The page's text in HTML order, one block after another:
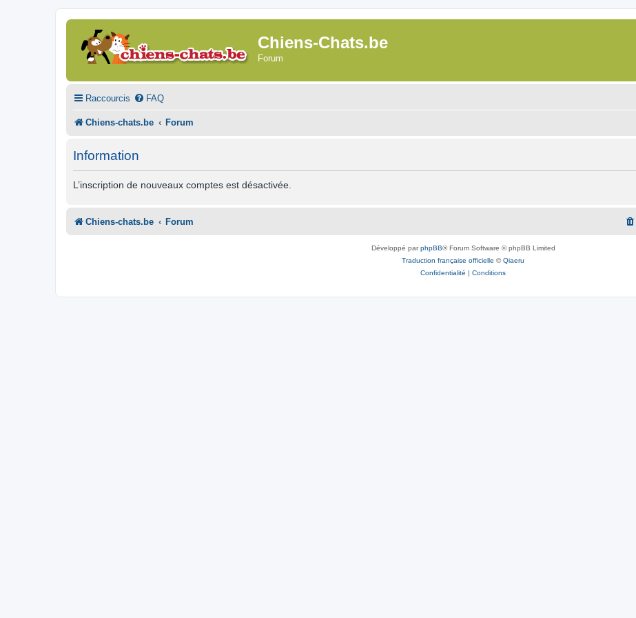
Chiens-Chats.be
Forum
Raccourcis FAQ
Chiens-chats.be Forum
Information
L’inscription de nouveaux comptes est désactivée.
Chiens-chats.be Forum
Développé parphpBB® Forum Software © phpBB Limited
Traduction française officielle ©Qiaeru
Confidentialité | Conditions